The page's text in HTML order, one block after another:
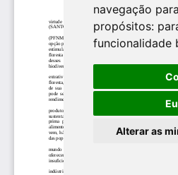
navegação
propósitos:
funcionalidade
Alterar as